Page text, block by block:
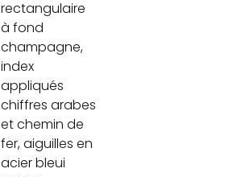
rectangulaire
à fond
champagne,
index
appliqués
chiffres arabes
et chemin de
fer, aiguilles en
acier bleui